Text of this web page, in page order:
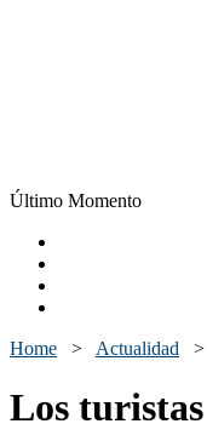
Último Momento
Home > Actualidad
Los